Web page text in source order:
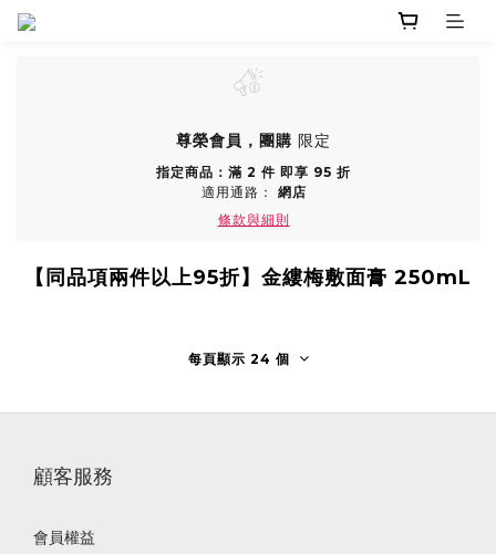
尊榮會員，團購 限定
指定商品：滿 2 件 即享 95 折
適用通路： 網店
條款與細則
【同品項兩件以上95折】金縷梅敷面膏 250mL
每頁顯示 24 個
顧客服務
會員權益